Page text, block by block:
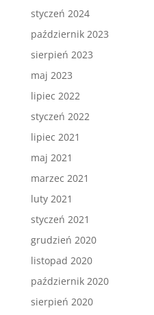
styczeń 2024
październik 2023
sierpień 2023
maj 2023
lipiec 2022
styczeń 2022
lipiec 2021
maj 2021
marzec 2021
luty 2021
styczeń 2021
grudzień 2020
listopad 2020
październik 2020
sierpień 2020